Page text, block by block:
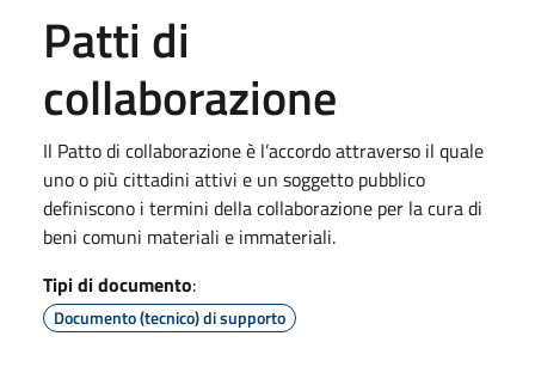
Patti di
collaborazione
Il Patto di collaborazione è l’accordo attraverso il quale
uno o più cittadini attivi e un soggetto pubblico
definiscono i termini della collaborazione per la cura di
beni comuni materiali e immateriali.
Tipi di documento:
Documento (tecnico) di supporto